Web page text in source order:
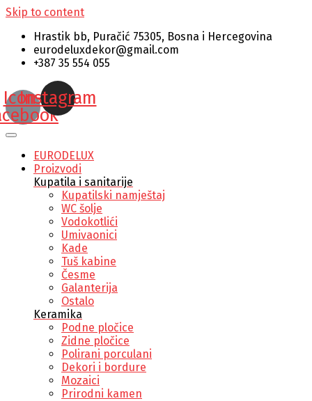
Skip to content
Hrastik bb, Puračić 75305, Bosna i Hercegovina
eurodeluxdekor@gmail.com
+387 35 554 055
Icon-
Instagram
EURODELUX
Proizvodi
Kupatila i sanitarije
Kupatilski namještaj
WC šolje
Vodokotlići
Umivaonici
Kade
Tuš kabine
Česme
Galanterija
Ostalo
Keramika
Podne pločice
Zidne pločice
Polirani porculani
Dekori i bordure
Mozaici
Prirodni kamen